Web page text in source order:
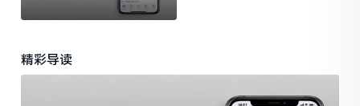
精彩导读